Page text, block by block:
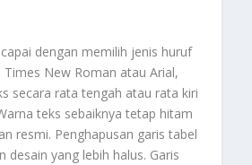
dengan memilih jenis huruf
New Roman atau Arial,
secara rata tengah atau rata kiri
teks sebaiknya tetap hitam
resmi. Penghapusan garis tabel
desain yang lebih halus. Garis